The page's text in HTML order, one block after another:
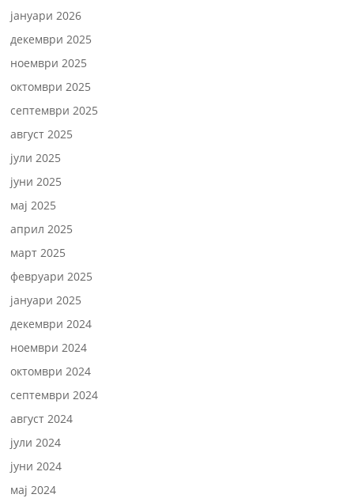
јануари 2026
декември 2025
ноември 2025
октомври 2025
септември 2025
август 2025
јули 2025
јуни 2025
мај 2025
април 2025
март 2025
февруари 2025
јануари 2025
декември 2024
ноември 2024
октомври 2024
септември 2024
август 2024
јули 2024
јуни 2024
мај 2024